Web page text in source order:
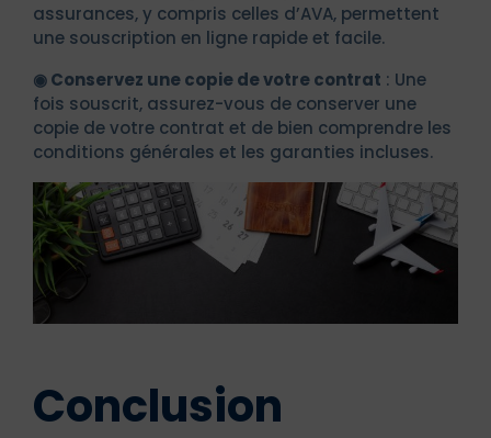
assurances, y compris celles d’AVA, permettent
une souscription en ligne rapide et facile.
◉ Conservez une copie de votre contrat : Une
fois souscrit, assurez-vous de conserver une
copie de votre contrat et de bien comprendre les
conditions générales et les garanties incluses.
Conclusion